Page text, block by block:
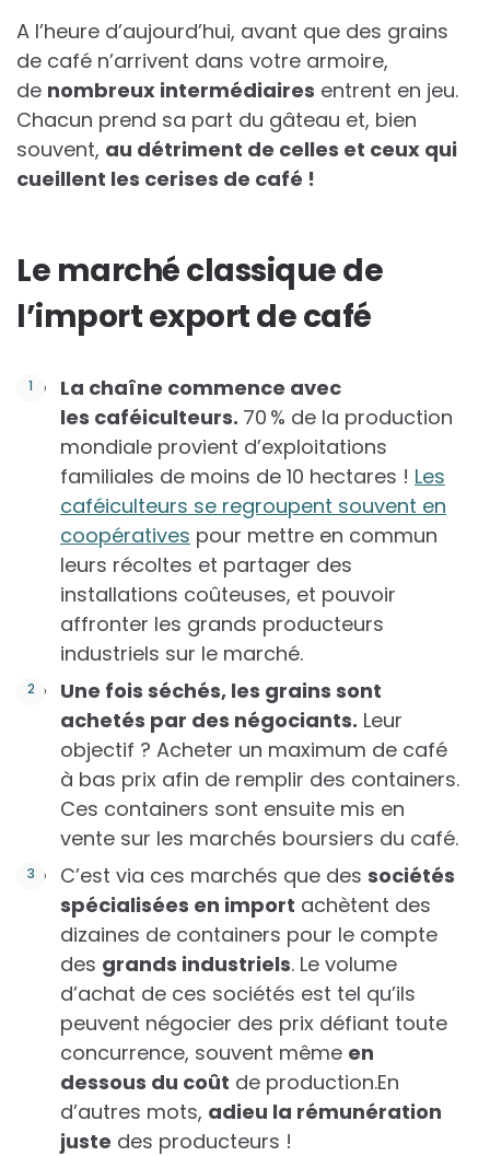
A l’heure d’aujourd’hui, avant que des grains
de café n’arrivent dans votre armoire,
de nombreux intermédiaires entrent en jeu.
Chacun prend sa part du gâteau et, bien
souvent, au détriment de celles et ceux qui
cueillent les cerises de café !
Le marché classique de
l’import export de café
La chaîne commence avec
les caféiculteurs. 70 % de la production
mondiale provient d’exploitations
familiales de moins de 10 hectares ! Les
caféiculteurs se regroupent souvent en
coopératives pour mettre en commun
leurs récoltes et partager des
installations coûteuses, et pouvoir
affronter les grands producteurs
industriels sur le marché.
Une fois séchés, les grains sont
achetés par des négociants. Leur
objectif ? Acheter un maximum de café
à bas prix afin de remplir des containers.
Ces containers sont ensuite mis en
vente sur les marchés boursiers du café.
C’est via ces marchés que des sociétés
spécialisées en import achètent des
dizaines de containers pour le compte
des grands industriels. Le volume
d’achat de ces sociétés est tel qu’ils
peuvent négocier des prix défiant toute
concurrence, souvent même en
dessous du coût de production.En
d’autres mots, adieu la rémunération
juste des producteurs !